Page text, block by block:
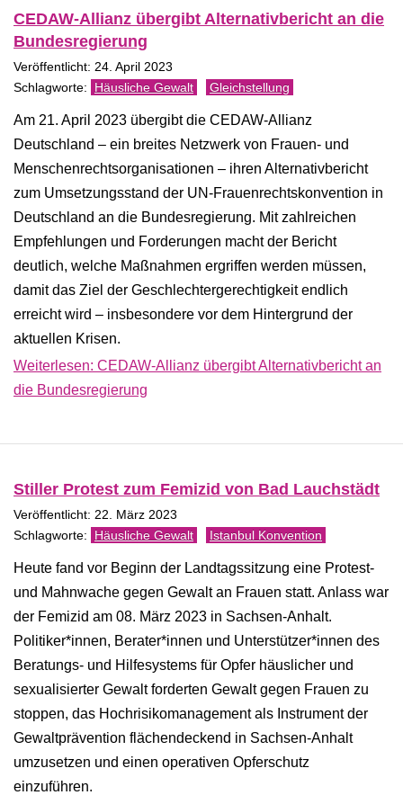
CEDAW-Allianz übergibt Alternativbericht an die
Bundesregierung
Veröffentlicht: 24. April 2023
Häusliche Gewalt Gleichstellung
Am 21. April 2023 übergibt die CEDAW-Allianz
Deutschland – ein breites Netzwerk von Frauen- und
Menschenrechtsorganisationen – ihren Alternativbericht
zum Umsetzungsstand der UN-Frauenrechtskonvention in
Deutschland an die Bundesregierung. Mit zahlreichen
Empfehlungen und Forderungen macht der Bericht
deutlich, welche Maßnahmen ergriffen werden müssen,
damit das Ziel der Geschlechtergerechtigkeit endlich
erreicht wird – insbesondere vor dem Hintergrund der
aktuellen Krisen.
Weiterlesen: CEDAW-Allianz übergibt Alternativbericht an
die Bundesregierung
Stiller Protest zum Femizid von Bad Lauchstädt
Veröffentlicht: 22. März 2023
Häusliche Gewalt Istanbul Konvention
Heute fand vor Beginn der Landtagssitzung eine Protest-
und Mahnwache gegen Gewalt an Frauen statt. Anlass war
der Femizid am 08. März 2023 in Sachsen-Anhalt.
Politiker*innen, Berater*innen und Unterstützer*innen des
Beratungs- und Hilfesystems für Opfer häuslicher und
sexualisierter Gewalt forderten Gewalt gegen Frauen zu
stoppen, das Hochrisikomanagement als Instrument der
Gewaltprävention flächendeckend in Sachsen-Anhalt
umzusetzen und einen operativen Opferschutz
einzuführen.